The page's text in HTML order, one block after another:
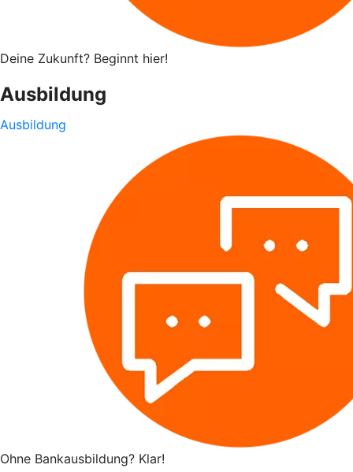
Deine Zukunft? Beginnt hier!
Ausbildung
Ausbildung
Ohne Bankausbildung? Klar!